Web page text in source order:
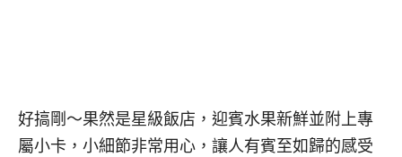
好搞剛～果然是星級飯店，迎賓水果新鮮並附上專
屬小卡，小細節非常用心，讓人有賓至如歸的感受